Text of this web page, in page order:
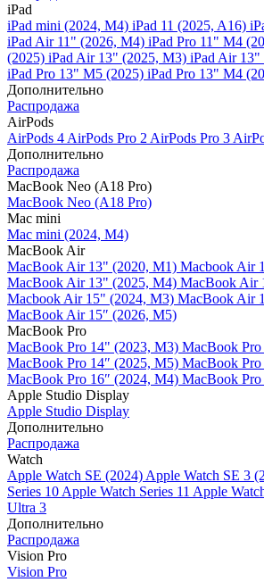
iPad
iPad mini (2024, M4) iPad 11 (2025, A16)
iPad Air 11" (2026, M4) iPad Pro 11" M4
(2025) iPad Air 13" (2025, M3) iPad Air 13"
iPad Pro 13" M5 (2025) iPad Pro 13" M4
Дополнительно
Распродажа
AirPods
AirPods 4 AirPods Pro 2 AirPods Pro 3
Дополнительно
Распродажа
MacBook Neo (A18 Pro)
MacBook Neo (A18 Pro)
Mac mini
Mac mini (2024, M4)
MacBook Air
MacBook Air 13" (2020, M1) Macbook Air
MacBook Air 13" (2025, M4) MacBook Air
Macbook Air 15" (2024, M3) MacBook Air
MacBook Air 15″ (2026, M5)
MacBook Pro
MacBook Pro 14" (2023, M3) MacBook
MacBook Pro 14″ (2025, M5) MacBook
MacBook Pro 16″ (2024, M4) MacBook
Apple Studio Display
Apple Studio Display
Дополнительно
Распродажа
Watch
Apple Watch SE (2024) Apple Watch SE 3
Series 10 Apple Watch Series 11 Apple
Ultra 3
Дополнительно
Распродажа
Vision Pro
Vision Pro